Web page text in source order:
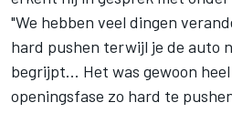
"We hebben veel dingen
hard pushen terwijl je de auto
begrijpt... Het was gewoon
openingsfase zo hard te